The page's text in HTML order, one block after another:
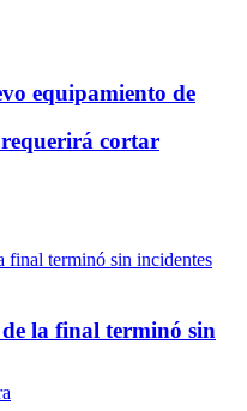
equipamiento de
requerirá cortar
la final terminó sin